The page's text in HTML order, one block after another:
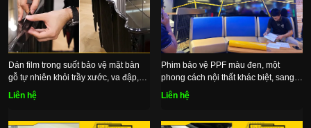
Dán film trong suốt bảo vệ mặt bàn
gỗ tự nhiên khỏi trầy xước, va đập,
bụi bẩn
Liên hệ
Phim bảo vệ PPF màu đen, một
phong cách nội thất khác biệt, sang
trọng và đầy bí ẩn
Liên hệ